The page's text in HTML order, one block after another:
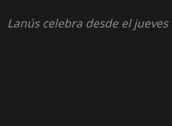
Lanús celebra desde el